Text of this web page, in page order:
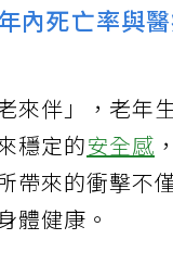
內死亡率與
來伴」，老年
穩定的安全感
帶來的衝擊不
體健康。